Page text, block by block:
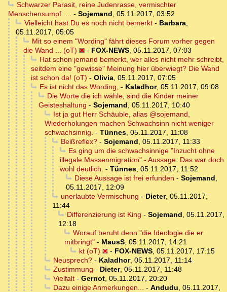
Schwarzer Parasit, reine Judenrasse, vermischter
Menschensumpf .... - Sojemand, 05.11.2017, 03:52
Vielleicht hast Du es noch nicht bemerkt- Barbara,
05.11.2017, 05:05
Mit so einem "Wording" fährt dieses Forum vorher gegen
die Wand ... (oT)
- FOX-NEWS, 05.11.2017, 07:03
Hat schon jemand bemerkt, wer alles nicht mehr schreibt,
seitdem eine "gewisse" Meinung hier überwiegt? Die Wand
ist schon da! (oT) - Olivia, 05.11.2017, 07:05
Es ist nicht das Wording, - Kaladhor, 05.11.2017, 09:08
Die Worte die ich wähle, sind die Kinder meiner
Geisteshaltung - Sojemand, 05.11.2017, 10:40
Ist ja gut Herr Schäuble, alias @sojemand,
Wiederholungen machen Schwachsinn nicht weniger
schwachsinnig. - Tünnes, 05.11.2017, 11:08
Beißreflex?- Sojemand, 05.11.2017, 11:33
Es ging um die schwachsinnige "Inzucht ohne
illegale Massenmigration" - Aussage. Das war doch
wohl deutlich. - Tünnes, 05.11.2017, 11:52
Diese Aussage ist frei erfunden - Sojemand,
05.11.2017, 12:09
unerlaubte Vermischung - Dieter, 05.11.2017,
11:44
Differenzierung ist King - Sojemand, 05.11.2017,
12:18
Worauf beruht denn "die Ideologie die er
mitbringt" - MausS, 05.11.2017, 14:21
kt (oT)
- FOX-NEWS, 05.11.2017, 17:15
Neusprech?- Kaladhor, 05.11.2017, 11:14
Zustimmung - Dieter, 05.11.2017, 11:48
Vielfalt- Gernot, 05.11.2017, 20:20
Dazu einige Anmerkungen... - Andudu, 05.11.2017,